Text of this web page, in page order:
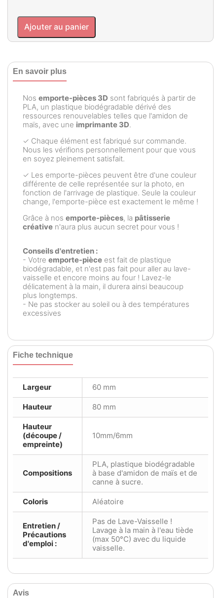
Ajouter au panier
En savoir plus
Nos emporte-pièces 3D sont fabriqués à partir de
PLA, un plastique biodégradable dérivé des
ressources renouvelables telles que l'amidon de
maïs, avec une imprimante 3D.
✓ Chaque élément est fabriqué sur commande.
Nous les vérifions personnellement pour que vous
en soyez pleinement satisfait.
✓ Les emporte-pièces peuvent être d'une couleur
différente de celle représentée sur la photo, en
fonction de l'arrivage de plastique. Seule la couleur
change, l'emporte-pièce est exactement le même !
Grâce à nos emporte-pièces, la pâtisserie
créative n'aura plus aucun secret pour vous !
Conseils d'entretien :
- Votre emporte-pièce est fait de plastique
biodégradable, et n'est pas fait pour aller au lave-
vaisselle et encore moins au four ! Lavez-le
délicatement à la main, il durera ainsi beaucoup
plus longtemps.
- Ne pas stocker au soleil ou à des températures
excessives
Fiche technique
Largeur 60 mm
Hauteur 80 mm
Hauteur
(découpe /
empreinte)
10mm/6mm
Compositions
PLA, plastique biodégradable
à base d'amidon de maïs et de
canne à sucre.
Coloris Aléatoire
Entretien /
Précautions
d'emploi :
Pas de Lave-Vaisselle !
Lavage à la main à l'eau tiède
(max 50°C) avec du liquide
vaisselle.
Avis